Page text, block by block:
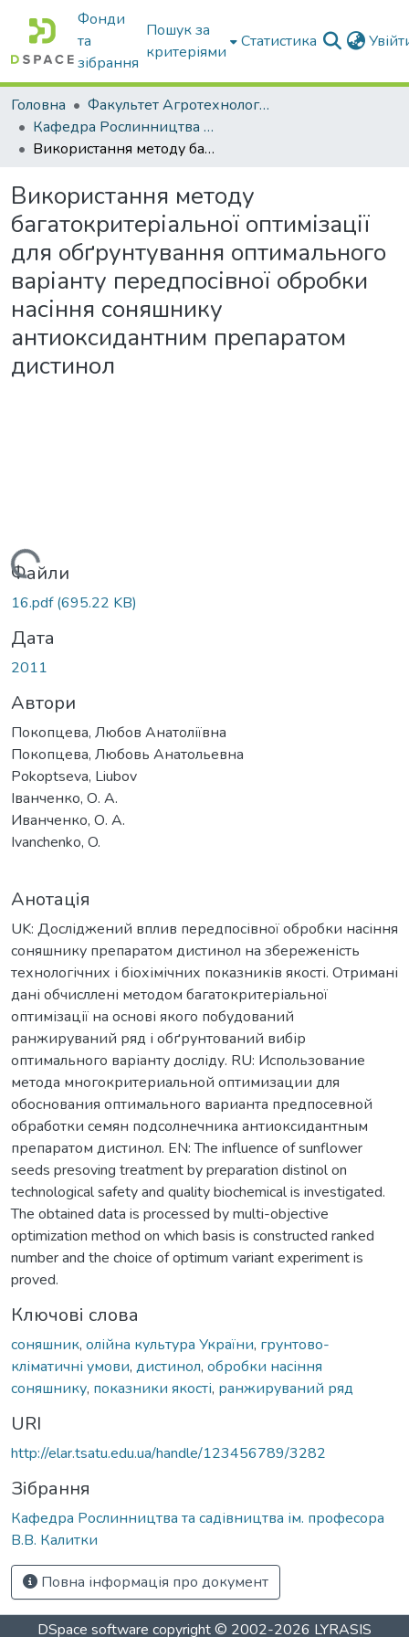
Фонди
та
зібрання
Пошук за
критеріями
Статистика
Головна
Факультет Агротехнологій та екології
Кафедра Рослинництва та садівництва ім. професора В.В. Калитки
Використання методу багатокритеріальної оптимізації для обґрунтування оптимального варіанту передпосівної обробки насіння соняшнику антиоксидантним препаратом дистинол
Використання методу
багатокритеріальної оптимізації
для обґрунтування оптимального
варіанту передпосівної обробки
насіння соняшнику
антиоксидантним препаратом
дистинол
Вантажиться...
Файли
16.pdf(695.22 KB)
Дата
2011
Автори
Покопцева, Любов Анатоліївна
Покопцева, Любовь Анатольевна
Pokoptseva, Liubov
Іванченко, О. А.
Иванченко, О. А.
Ivanchenko, O.
Анотація
UK: Досліджений вплив передпосівної обробки насіння
соняшнику препаратом дистинол на збереженість
технологічних і біохімічних показників якості. Отримані
дані обчисллені методом багатокритеріальної
оптимізації на основі якого побудований
ранжируваний ряд і обґрунтований вибір
оптимального варіанту досліду. RU: Использование
метода многокритериальной оптимизации для
обоснования оптимального варианта предпосевной
обработки семян подсолнечника антиоксидантным
препаратом дистинол. EN: The influence of sunflower
seeds presoving treatment by preparation distinol on
technological safety and quality biochemical is investigated.
The obtained data is processed by multi-objective
optimization method on which basis is constructed ranked
number and the choice of optimum variant experiment is
proved.
Ключові слова
соняшник, олійна культура України, грунтово-
кліматичні умови, дистинол, обробки насіння
соняшнику, показники якості, ранжируваний ряд
URI
http://elar.tsatu.edu.ua/handle/123456789/3282
Зібрання
Кафедра Рослинництва та садівництва ім. професора
В.В. Калитки
Повна інформація про документ
DSpace software copyright © 2002-2026 LYRASIS